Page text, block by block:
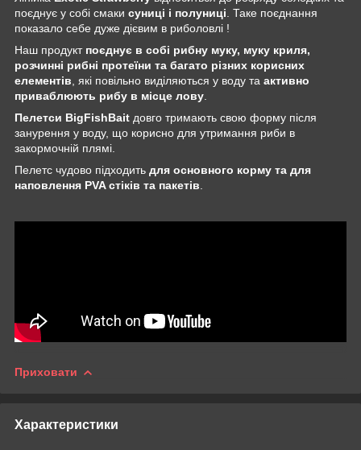
поєднує у собі смаки суниці і полуниці . Таке поєднання
показало себе дуже дієвим в риболовлі !
Наш продукт поєднує в собі рибну муку, муку криля,
розчинні рибні протеїни та багато різних корисних
елементів , які повільно виділяються у воду та активно
приваблюють рибу в місце лову
Пелетси BigFishBait довго тримають свою форму після
занурення у воду, що корисно для утримання риби в
закормочній плямі.
Пелетс чудово підходить для основного корму та для
наповлення PVA стіків та пакетів
Приховати
Характеристики